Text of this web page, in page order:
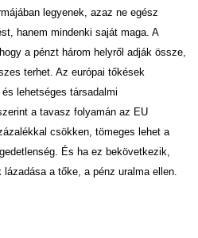
legyenek, azaz ne egész
hanem mindenki saját maga. A
a pénzt három helyről adják össze,
terhet. Az európai tőkések
lehetséges társadalmi
a tavasz folyamán az EU
csökken, tömeges lehet a
És ha ez bekövetkezik,
a tőke, a pénz uralma ellen.